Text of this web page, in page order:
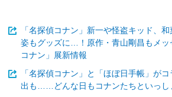
「名探偵コナン」新一や怪盗キッド、
姿もグッズに…！原作・青山剛昌もメッ
コナン」展新情報
「名探偵コナン」と「ほぼ日手帳」が
出も……どんな日もコナンたちといっし